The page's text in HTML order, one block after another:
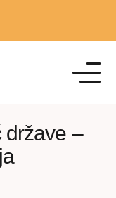
države –